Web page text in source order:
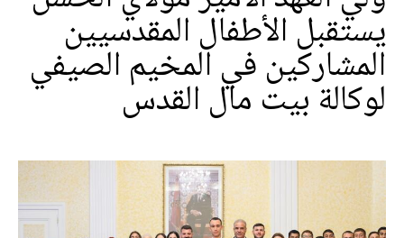
يستقبل الأطفال المقدسيين
المشاركين في المخيم الصيفي
لوكالة بيت مال القدس